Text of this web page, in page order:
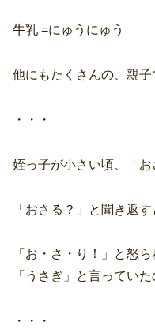
牛乳 =にゅうにゅう
他にもたくさんの、親子
・・・
姪っ子が小さい頃、「お
「おさる？」と聞き返す
「お・さ・り！」と怒
「うさぎ」と言っていた
・・・